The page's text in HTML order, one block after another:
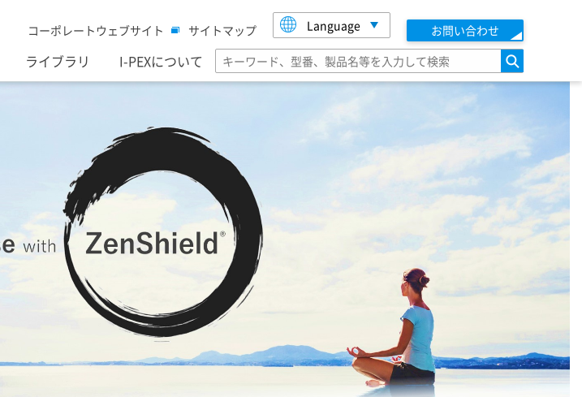
コーポレートウェブサイト サイトマップ Language お問い合わせ
ライブラリ I-PEXについて 検索